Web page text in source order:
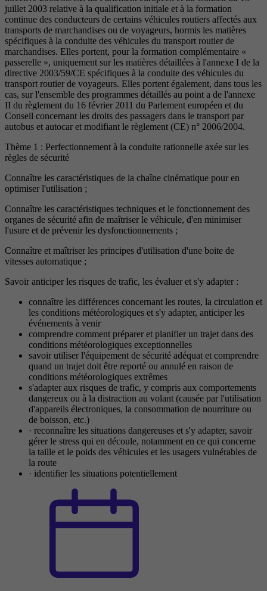
juillet 2003 relative à la qualification initiale et à la formation
continue des conducteurs de certains véhicules routiers affectés aux
transports de marchandises ou de voyageurs, hormis les matières
spécifiques à la conduite des véhicules du transport routier de
marchandises. Elles portent, pour la formation complémentaire «
passerelle », uniquement sur les matières détaillées à l'annexe I de la
directive 2003/59/CE spécifiques à la conduite des véhicules du
transport routier de voyageurs. Elles portent également, dans tous les
cas, sur l'ensemble des programmes détaillés au point a de l'annexe
II du règlement du 16 février 2011 du Parlement européen et du
Conseil concernant les droits des passagers dans le transport par
autobus et autocar et modifiant le règlement (CE) n° 2006/2004.
Thème 1 : Perfectionnement à la conduite rationnelle axée sur les
règles de sécurité
Connaître les caractéristiques de la chaîne cinématique pour en
optimiser l'utilisation ;
Connaître les caractéristiques techniques et le fonctionnement des
organes de sécurité afin de maîtriser le véhicule, d'en minimiser
l'usure et de prévenir les dysfonctionnements ;
Connaître et maîtriser les principes d'utilisation d'une boite de
vitesses automatique ;
Savoir anticiper les risques de trafic, les évaluer et s'y adapter :
connaître les différences concernant les routes, la circulation et
les conditions météorologiques et s'y adapter, anticiper les
événements à venir
comprendre comment préparer et planifier un trajet dans des
conditions météorologiques exceptionnelles
savoir utiliser l'équipement de sécurité adéquat et comprendre
quand un trajet doit être reporté ou annulé en raison de
conditions météorologiques extrêmes
s'adapter aux risques de trafic, y compris aux comportements
dangereux ou à la distraction au volant (causée par l'utilisation
d'appareils électroniques, la consommation de nourriture ou
de boisson, etc.)
· reconnaître les situations dangereuses et s'y adapter, savoir
gérer le stress qui en découle, notamment en ce qui concerne
la taille et le poids des véhicules et les usagers vulnérables de
la route
· identifier les situations potentiellement